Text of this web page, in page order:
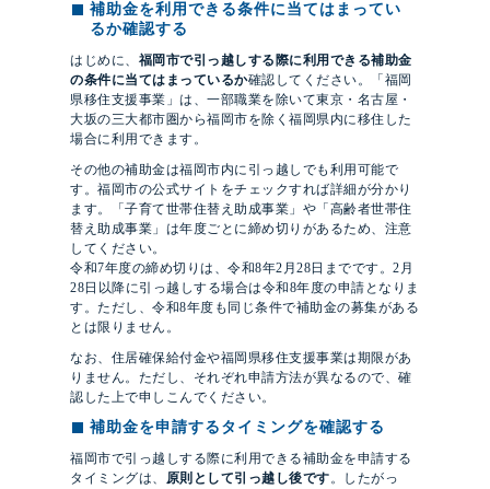
補助金を利用できる条件に当てはまってい
るか確認する
はじめに、 福岡市で引っ越しする際に利用できる補助金
の条件に当てはまっているか確認してください。「福岡
県移住支援事業」は、一部職業を除いて東京・名古屋・
大坂の三大都市圏から福岡市を除く福岡県内に移住した
場合に利用できます。
その他の補助金は福岡市内に引っ越しでも利用可能で
す。福岡市の公式サイトをチェックすれば詳細が分かり
ます。「子育て世帯住替え助成事業」や「高齢者世帯住
替え助成事業」は年度ごとに締め切りがあるため、注意
してください。
令和7年度の締め切りは、令和8年2月28日までです。2月
28日以降に引っ越しする場合は令和8年度の申請となりま
す。ただし、令和8年度も同じ条件で補助金の募集がある
とは限りません。
なお、住居確保給付金や福岡県移住支援事業は期限があ
りません。ただし、それぞれ申請方法が異なるので、確
認した上で申しこんでください。
補助金を申請するタイミングを確認する
福岡市で引っ越しする際に利用できる補助金を申請する
タイミングは、
原則として引っ越し後です。したがっ